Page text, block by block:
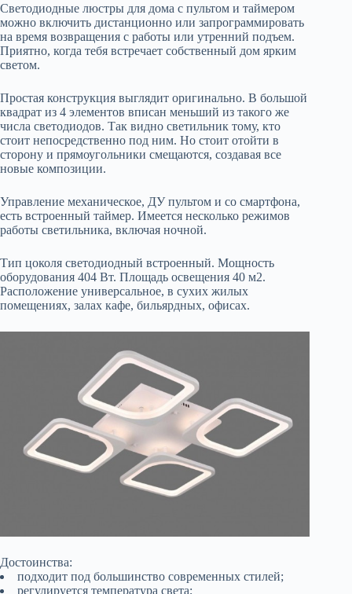
Светодиодные люстры для дома с пультом и таймером
можно включить дистанционно или запрограммировать
на время возвращения с работы или утренний подъем.
Приятно, когда тебя встречает собственный дом ярким
светом.
Простая конструкция выглядит оригинально. В большой
квадрат из 4 элементов вписан меньший из такого же
числа светодиодов. Так видно светильник тому, кто
стоит непосредственно под ним. Но стоит отойти в
сторону и прямоугольники смещаются, создавая все
новые композиции.
Управление механическое, ДУ пультом и со смартфона,
есть встроенный таймер. Имеется несколько режимов
работы светильника, включая ночной.
Тип цоколя светодиодный встроенный. Мощность
оборудования 404 Вт. Площадь освещения 40 м2.
Расположение универсальное, в сухих жилых
помещениях, залах кафе, бильярдных, офисах.
Достоинства:
подходит под большинство современных стилей;
регулируется температура света;